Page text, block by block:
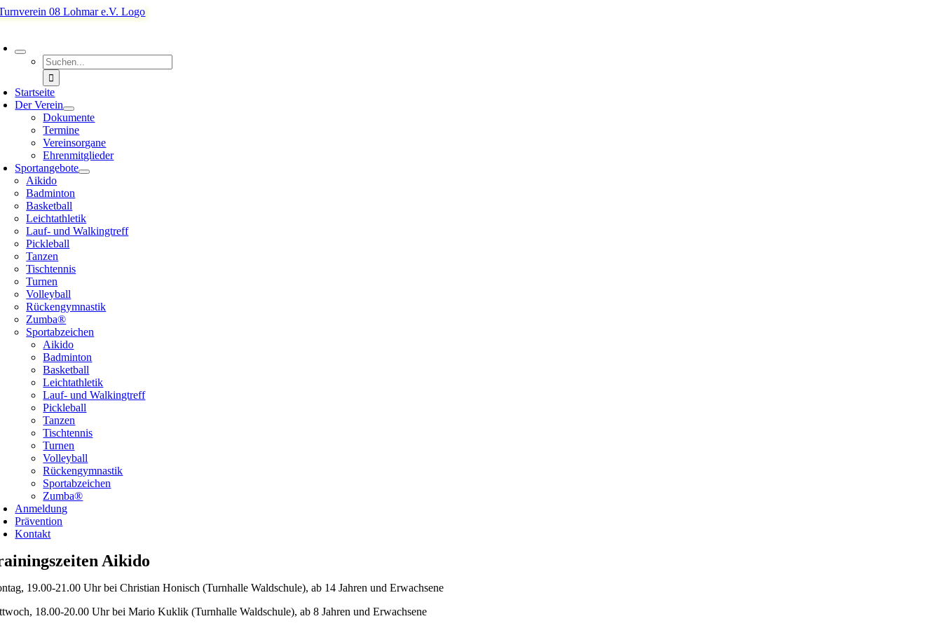
Zum
Inhalt
Suche
nach:
Startseite
Der Verein
Dokumente
Termine
Vereinsorgane
Ehrenmitglieder
Sportangebote
Aikido
Badminton
Basketball
Leichtathletik
Lauf- und Walkingtreff
Pickleball
Tanzen
Tischtennis
Turnen
Volleyball
Rückengymnastik
Zumba®
Sportabzeichen
Aikido
Badminton
Basketball
Leichtathletik
Lauf- und Walkingtreff
Pickleball
Tanzen
Tischtennis
Turnen
Volleyball
Rückengymnastik
Sportabzeichen
Zumba®
Anmeldung
Prävention
Kontakt
Aikido
19.00-21.00 Uhr bei Christian Honisch (Turnhalle Waldschule), ab 14 Jahren und Erwachsene
18.00-20.00 Uhr bei Mario Kuklik (Turnhalle Waldschule), ab 8 Jahren und Erwachsene